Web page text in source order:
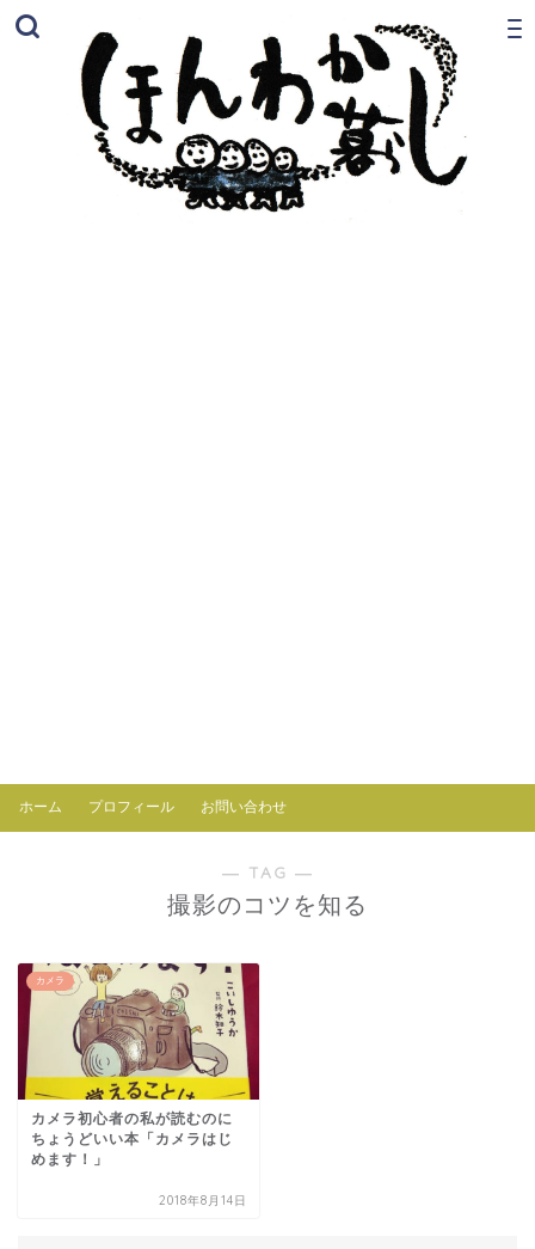
ホーム プロフィール お問い合わせ
― TAG ―
撮影のコツを知る
カメラ
カメラ初心者の私が読むのに
ちょうどいい本「カメラはじ
めます！」
2018年8月14日